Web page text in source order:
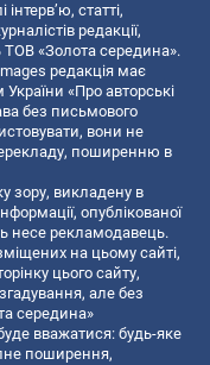
статті,
редакції,
«Золота середина».
редакція має
«Про авторські
без письмового
вони не
поширенню в
зору, викладену в
опублікованої
несе рекламодавець.
на цьому сайті,
цього сайту,
але без
середина»
вважатися: будь-яке
поширення,